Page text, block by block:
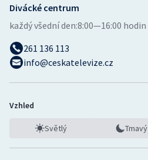
Divácké centrum
každý všední den:8:00—16:00 hodin
261 136 113
info@ceskatelevize.cz
Vzhled
Světlý Tmavý